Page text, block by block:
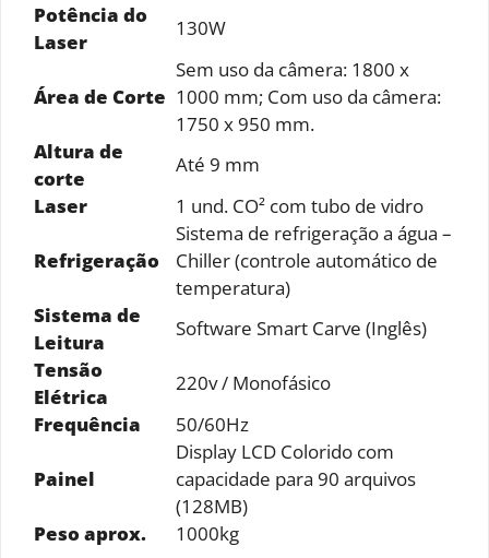
Potência do
Laser
130W
Área de Corte
Sem uso da câmera: 1800 x
1000 mm; Com uso da câmera:
1750 x 950 mm.
Altura de
corte
Até 9 mm
Laser
1 und. CO² com tubo de vidro
Refrigeração
Sistema de refrigeração a água –
Chiller (controle automático de
temperatura)
Sistema de
Leitura
Software Smart Carve (Inglês)
Tensão
Elétrica
220v / Monofásico
Frequência
50/60Hz
Painel
Display LCD Colorido com
capacidade para 90 arquivos
(128MB)
Peso aprox.
1000kg